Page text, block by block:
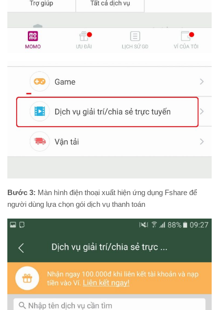
Bước 3: Màn hình điện thoại xuất hiện ứng dụng Fshare để
người dùng lựa chọn gói dịch vụ thanh toán